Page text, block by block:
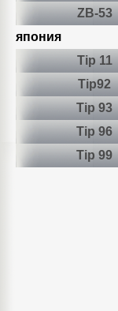
ZB-53
япония
Tip 11
Tip92
Tip 93
Tip 96
Tip 99